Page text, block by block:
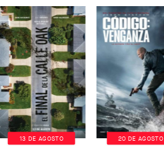
13 DE AGOSTO 20 DE AGOSTO